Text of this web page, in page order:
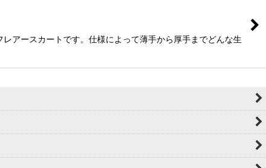
スカートです。仕様によって薄手から厚手までどんな生